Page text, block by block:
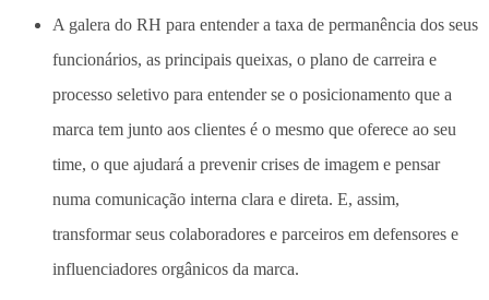
A galera do RH para entender a taxa de permanência dos seus
funcionários, as principais queixas, o plano de carreira e
processo seletivo para entender se o posicionamento que a
marca tem junto aos clientes é o mesmo que oferece ao seu
time, o que ajudará a prevenir crises de imagem e pensar
numa comunicação interna clara e direta. E, assim,
transformar seus colaboradores e parceiros em defensores e
influenciadores orgânicos da marca.